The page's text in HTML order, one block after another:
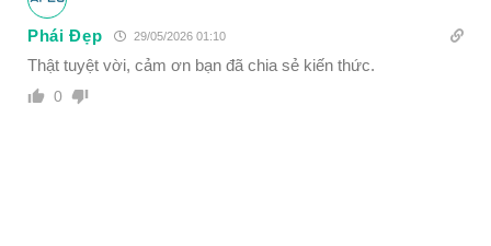
Phái Đẹp 29/05/2026 01:10
Thật tuyệt vời, cảm ơn bạn đã chia sẻ kiến thức.
0